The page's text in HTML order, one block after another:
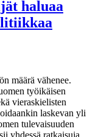
haluaa
määrä vähenee.
työikäisen
vieraskielisten
laskevan yli
tulevaisuuden
yhdessä ratkaisuja